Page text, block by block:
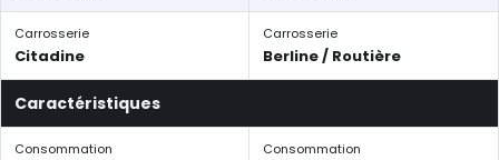
Carrosserie
Citadine
Carrosserie
Berline / Routière
Caractéristiques
Consommation Consommation